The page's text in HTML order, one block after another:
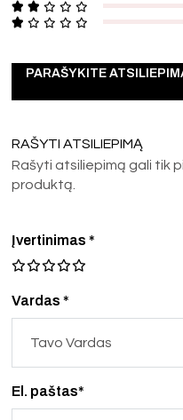
PARAŠYKITE
RAŠYTI ATSILIEPIMĄ
Rašyti atsiliepimą gali tik
produktą.
Vardas *
El. paštas*
Įvertinimas*